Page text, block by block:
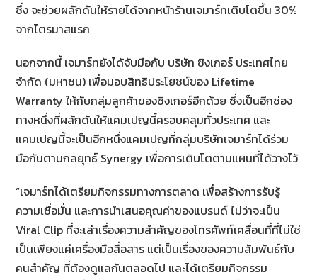
ซึ่ง จะช่วยผลักดันให้รายได้จากหน้าร้านเจมาร์ทเติบโตขึ้น 30%
จากไตรมาสแรก
นอกจากนี้ เจมาร์ทยังได้จับมือกับ บริษัท ซิงเกอร์ ประเทศไทย
จำกัด (มหาชน) เพื่อมอบสิทธิประโยชน์ของ Lifetime
Warranty ให้กับกลุ่มลูกค้าของซิงเกอร์อีกด้วย ซึ่งเป็นอีกช่อง
ทางหนึ่งที่ผลักดันให้แคมเปญนี้ครอบคลุมทั่วประเทศ และ
แคมเปญนี้จะเป็นอีกหนึ่งแคมเปญที่กลุ่มบริษัทเจมาร์ทได้ร่วม
มือกันตามกลยุทธ์ Synergy เพื่อการเติบโตตามแผนที่ได้วางไว้
“เจมาร์ทได้เตรียมกิจกรรมทางการตลาด เพื่อสร้างการรับรู้
ความเชื่อมั่น และการนำเสนอคุณค่าของแบรนด์ ไม่ว่าจะเป็น
Viral Clip ที่จะเล่าเรื่องความสำคัญของโทรศัพท์เคลื่อนที่ที่ไม่ใช่
เป็นเพียงแค่เครื่องมือสื่อสาร แต่เป็นเรื่องของความสัมพันธ์กับ
คนสำคัญ ที่ต้องดูแลกันตลอดไป และได้เตรียมกิจกรรม